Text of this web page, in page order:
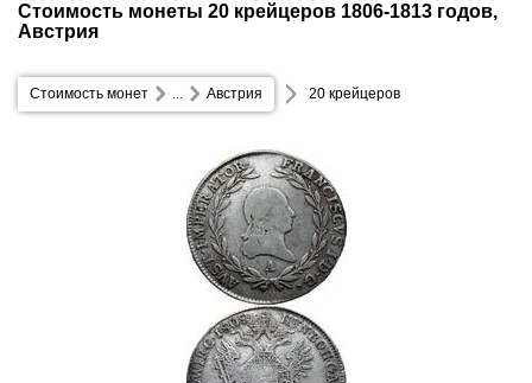
Стоимость монеты 20 крейцеров 1806-1813 годов,
Австрия
Стоимость монет Австрия
... 20 крейцеров